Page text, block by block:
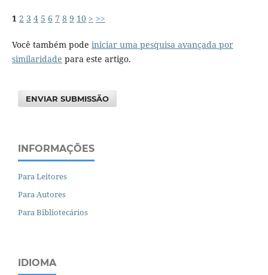
1 2 3 4 5 6 7 8 9 10 > >>
Você também pode iniciar uma pesquisa avançada por
similaridade para este artigo.
ENVIAR SUBMISSÃO
INFORMAÇÕES
Para Leitores
Para Autores
Para Bibliotecários
IDIOMA